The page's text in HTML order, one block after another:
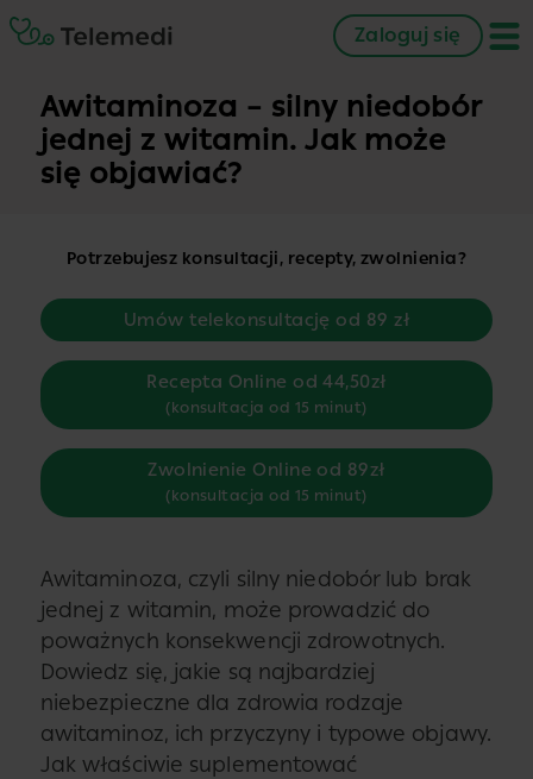
Zaloguj się
Awitaminoza – silny niedobór
jednej z witamin. Jak może
się objawiać?
Potrzebujesz konsultacji, recepty, zwolnienia?
Umów telekonsultację od 89 zł
Recepta Online od 44,50zł
(konsultacja od 15 minut)
Zwolnienie Online od 89zł
(konsultacja od 15 minut)
Awitaminoza, czyli silny niedobór lub brak
jednej z witamin, może prowadzić do
poważnych konsekwencji zdrowotnych.
Dowiedz się, jakie są najbardziej
niebezpieczne dla zdrowia rodzaje
awitaminoz, ich przyczyny i typowe objawy.
Jak właściwie suplementować